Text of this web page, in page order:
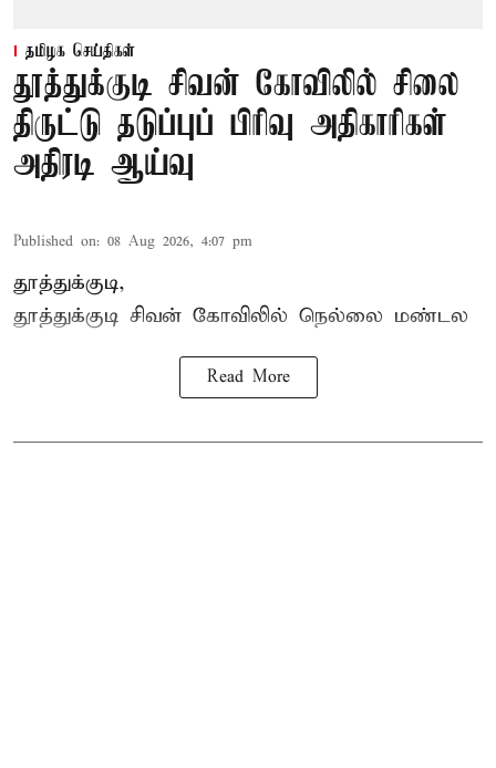
தமிழக செய்திகள்
தூத்துக்குடி சிவன் கோவிலில் சிலை
திருட்டு தடுப்புப் பிரிவு அதிகாரிகள்
அதிரடி ஆய்வு
Published on: 08 Aug 2026, 4:07 pm
தூத்துக்குடி,
தூத்துக்குடி சிவன் கோவிலில் நெல்லை மண்டல
Read More